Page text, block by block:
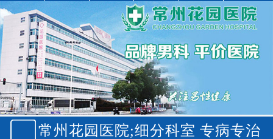
常州花园医院;细分科室 专病专治